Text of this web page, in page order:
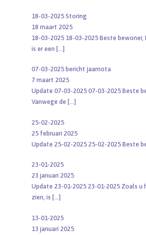
18-03-2025 Storing
18 maart 2025
18-03-2025 18-03-2025 Beste bewoner,
is er een […]
07-03-2025 bericht jaarnota
7 maart 2025
Update 07-03-2025 07-03-2025 Beste
Vanwege de […]
25-02-2025
25 februari 2025
Update 25-02-2025 25-02-2025 Beste
23-01-2025
23 januari 2025
Update 23-01-2025 23-01-2025 Zoals u
zien, is […]
13-01-2025
13 januari 2025